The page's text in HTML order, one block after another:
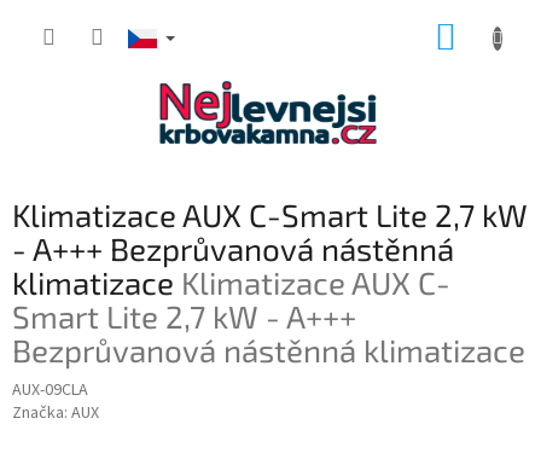
Klimatizace AUX C-Smart Lite 2,7 kW
- A+++ Bezprůvanová nástěnná
klimatizace Klimatizace AUX C-
Smart Lite 2,7 kW - A+++
Bezprůvanová nástěnná klimatizace
AUX-09CLA
Značka: AUX